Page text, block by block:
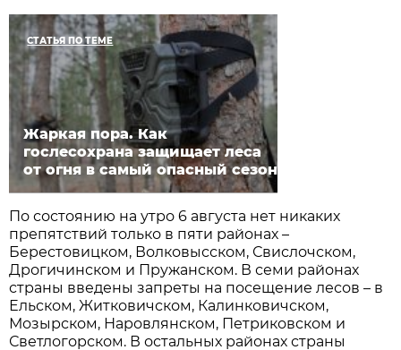
СТАТЬЯ ПО ТЕМЕ
Жаркая пора. Как
гослесохрана защищает леса
от огня в самый опасный сезон
По состоянию на утро 6 августа нет никаких
препятствий только в пяти районах –
Берестовицком, Волковысском, Свислочском,
Дрогичинском и Пружанском. В семи районах
страны введены запреты на посещение лесов – в
Ельском, Житковичском, Калинковичском,
Мозырском, Наровлянском, Петриковском и
Светлогорском. В остальных районах страны